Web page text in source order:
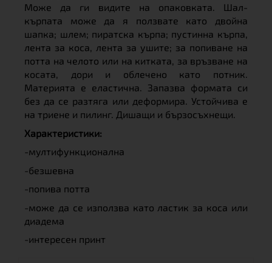
Може да ги видите на опаковката. Шал-
кърпата може да я ползвате като двойна
шапка; шлем; пиратска кърпа; пустинна кърпа,
лента за коса, лента за ушите; за попиване на
потта на челото или на китката, за връзване на
косата, дори и облечено като потник.
Материята е еластична. Запазва формата си
без да се разтяга или деформира. Устойчива е
на триене и пилинг. Дишащи и бързосъхнещи.
Характеристики:
-мултифункционална
-безшевна
-попива потта
-може да се използва като ластик за коса или
диадема
-интересен принт